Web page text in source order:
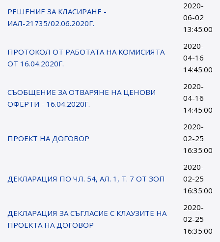
РЕШЕНИЕ ЗА КЛАСИРАНЕ -
ИАЛ-21735/02.06.2020Г.
2020-
06-02
13:45:00
ПРОТОКОЛ ОТ РАБОТАТА НА КОМИСИЯТА
ОТ 16.04.2020Г.
2020-
04-16
14:45:00
СЪОБЩЕНИЕ ЗА ОТВАРЯНЕ НА ЦЕНОВИ
ОФЕРТИ - 16.04.2020Г.
2020-
04-16
14:45:00
ПРОЕКТ НА ДОГОВОР
2020-
02-25
16:35:00
ДЕКЛАРАЦИЯ ПО ЧЛ. 54, АЛ. 1, Т. 7 ОТ ЗОП
2020-
02-25
16:35:00
ДЕКЛАРАЦИЯ ЗА СЪГЛАСИЕ С КЛАУЗИТЕ НА
ПРОЕКТА НА ДОГОВОР
2020-
02-25
16:35:00